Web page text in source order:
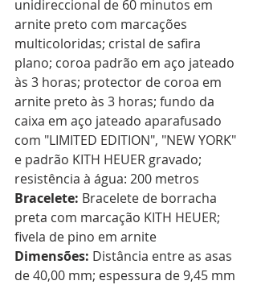
unidireccional de 60 minutos em
arnite preto com marcações
multicoloridas; cristal de safira
plano; coroa padrão em aço jateado
às 3 horas; protector de coroa em
arnite preto às 3 horas; fundo da
caixa em aço jateado aparafusado
com "LIMITED EDITION", "NEW YORK"
e padrão KITH HEUER gravado;
resistência à água: 200 metros
Bracelete: Bracelete de borracha
preta com marcação KITH HEUER;
fivela de pino em arnite
Dimensões: Distância entre as asas
de 40,00 mm; espessura de 9,45 mm